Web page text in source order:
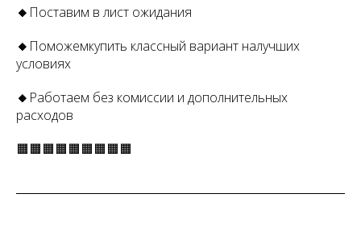
🔸 Поставим в лист ожидания
🔸 Поможемкупить классный вариант налучших
условиях
🔸 Работаем без комиссии и дополнительных
расходов
🟧🟧🟧🟧🟧🟧🟧🟧🟧